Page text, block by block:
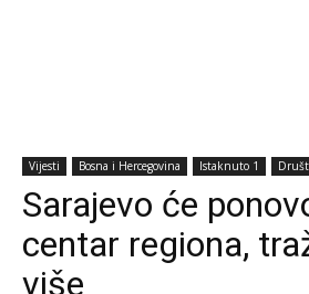
Vijesti Bosna i Hercegovina Istaknuto 1
Sarajevo će
centar regiona,
više